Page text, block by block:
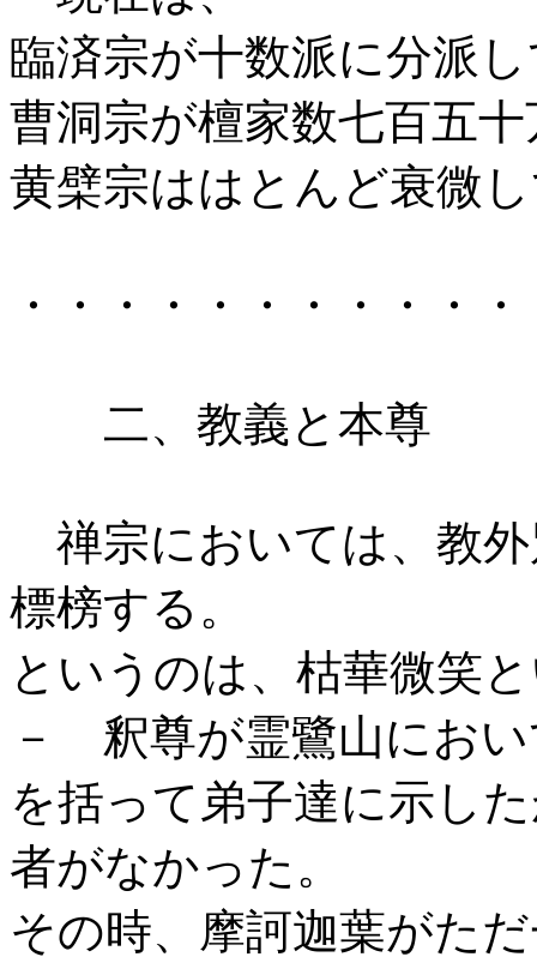
臨済宗が十数派に分派
曹洞宗が檀家数七百五
黄檗宗ははとんど衰微
・・・・・・・・・・
二、教義と本尊
禅宗においては、教
標榜する。
というのは、枯華微笑
－ 釈尊が霊鷺山にお
を括って弟子達に示し
者がなかった。
その時、摩訶迦葉がた